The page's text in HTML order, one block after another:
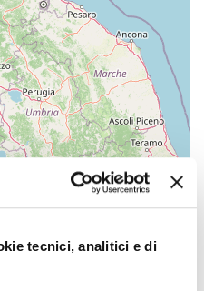
tecnici, analitici e di